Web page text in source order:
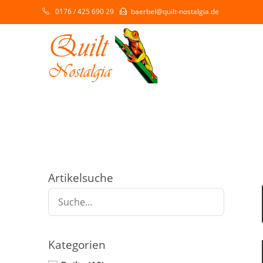
0176 / 425 690 29 baerbel@quilt-nostalgia.de
Artikelsuche
Kategorien